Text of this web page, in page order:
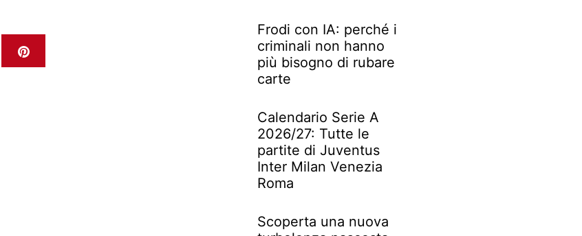
Frodi con IA: perché i
criminali non hanno
più bisogno di rubare
carte
Calendario Serie A
2026/27: Tutte le
partite di Juventus
Inter Milan Venezia
Roma
Scoperta una nuova